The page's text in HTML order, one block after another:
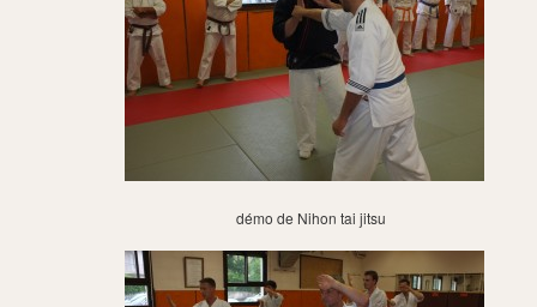
démo de Nihon tai jitsu